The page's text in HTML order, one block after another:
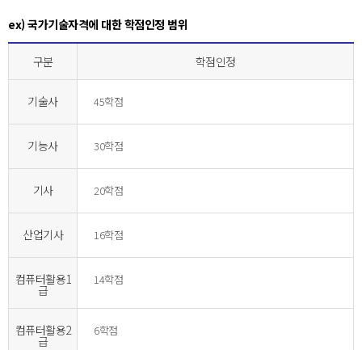
ex) 국가기술자격에 대한 학점인정 범위
구분 학점인정
기술사 45학점
기능사 30학점
기사 20학점
산업기사 16학점
컴퓨터활용1
급
14학점
컴퓨터활용2
급
6학점